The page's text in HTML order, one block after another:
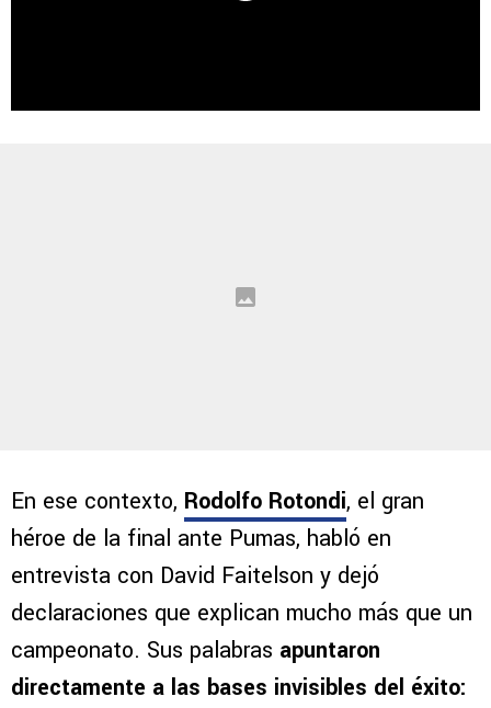
En ese contexto, Rodolfo Rotondi, el gran
héroe de la final ante Pumas, habló en
entrevista con David Faitelson y dejó
declaraciones que explican mucho más que un
campeonato. Sus palabras apuntaron
directamente a las bases invisibles del éxito: